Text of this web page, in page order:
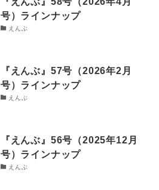
号）ラインナップ
えんぶ
『えんぶ』57号（2026年2月
号）ラインナップ
えんぶ
『えんぶ』56号（2025年12月
号）ラインナップ
えんぶ